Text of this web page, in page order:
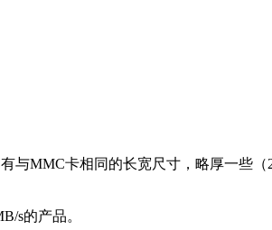
MMC卡相同的长宽尺寸，略厚一些（
s的产品。